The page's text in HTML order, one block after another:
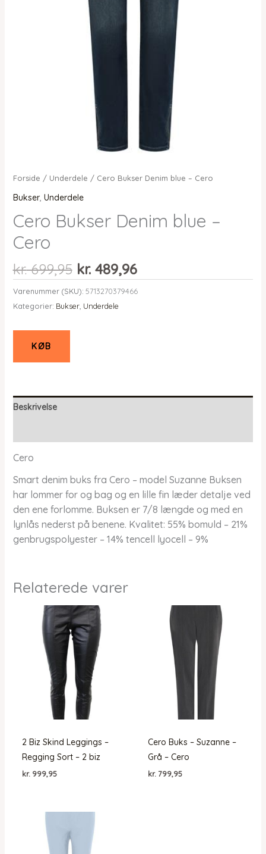
Forside / Underdele / Cero Bukser Denim blue – Cero
Bukser, Underdele
Cero Bukser Denim blue –
Cero
kr.699,95 Den
oprindelige
pris
var:
kr.489,96Den
aktuelle
pris
Varenummer (SKU): 5713270379466
Kategorier: Bukser, Underdele
KØB
Beskrivelse
Cero
Smart denim buks fra Cero – model Suzanne Buksen
har lommer for og bag og en lille fin læder detalje ved
den ene forlomme. Buksen er 7/8 længde og med en
lynlås nederst på benene. Kvalitet: 55% bomuld – 21%
genbrugspolyester – 14% tencell lyocell – 9%
Relaterede varer
2 Biz Skind Leggings –
Regging Sort – 2 biz
kr. 999,95
Cero Buks – Suzanne –
Grå – Cero
kr. 799,95